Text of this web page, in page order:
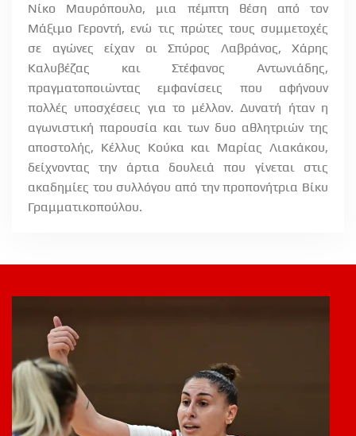
Νίκο Μαυρόπουλο, μια πέμπτη θέση από τον
Μάξιμο Γεροντή, ενώ τις πρώτες τους συμμετοχές
σε αγώνες είχαν οι Σπύρος Λαβράνος, Χάρης
Καλυβέζας και Στέφανος Αντωνιάδης,
πραγματοποιώντας εμφανίσεις που αφήνουν
πολλές υποσχέσεις για το μέλλον. Δυνατή ήταν η
αγωνιστική παρουσία και των δυο αθλητριών της
αποστολής, Κέλλυς Κούκα και Μαρίας Λιακάκου,
δείχνοντας την άρτια δουλειά που γίνεται στις
ακαδημίες του συλλόγου από την προπονήτρια Βίκυ
Γραμματικοπούλου.